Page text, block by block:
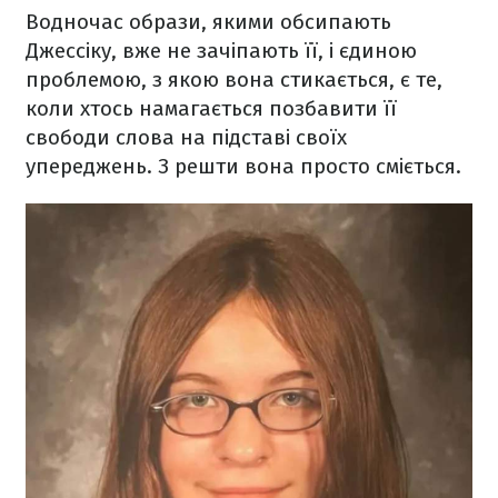
Водночас образи, якими обсипають
Джессіку, вже не зачіпають її, і єдиною
проблемою, з якою вона стикається, є те,
коли хтось намагається позбавити її
свободи слова на підставі своїх
упереджень. З решти вона просто сміється.